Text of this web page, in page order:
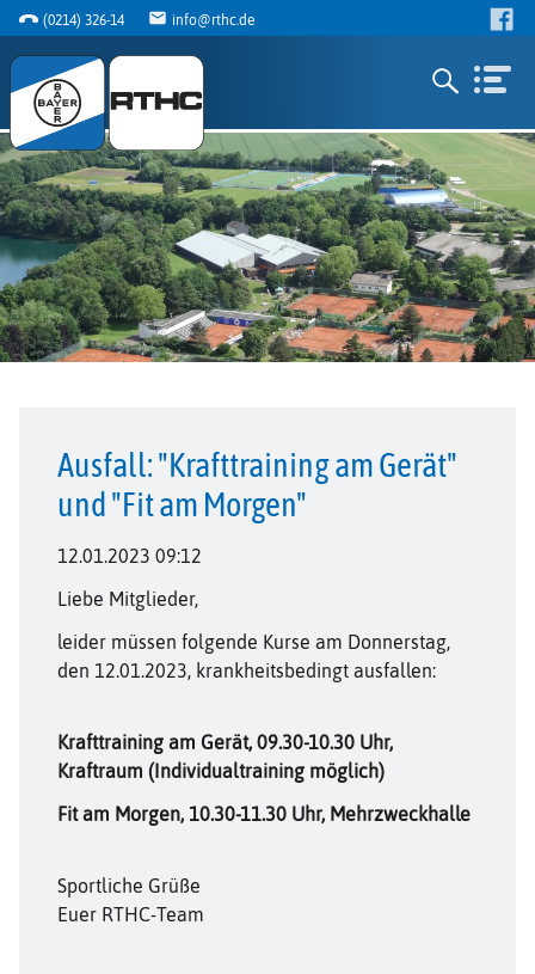
(0214) 326-14 info@rthc.de
Ausfall: "Krafttraining am Gerät"
und "Fit am Morgen"
12.01.2023 09:12
Liebe Mitglieder,
leider müssen folgende Kurse am Donnerstag,
den 12.01.2023, krankheitsbedingt ausfallen:
Krafttraining am Gerät, 09.30-10.30 Uhr,
Kraftraum (Individualtraining möglich)
Fit am Morgen, 10.30-11.30 Uhr, Mehrzweckhalle
Sportliche Grüße
Euer RTHC-Team